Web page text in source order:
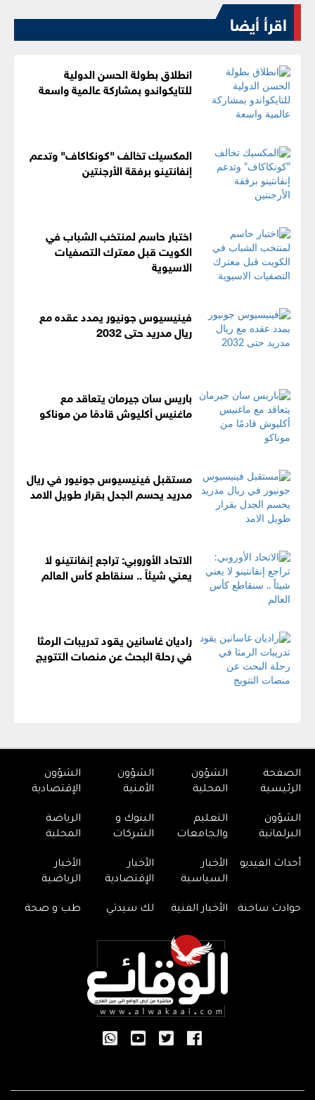
اقرأ أيضا
انطلاق بطولة الحسن الدولية
للتايكواندو بمشاركة عالمية واسعة
المكسيك تخالف "كونكاكاف" وتدعم
إنفانتينو برفقة الأرجنتين
اختبار حاسم لمنتخب الشباب في
الكويت قبل معترك التصفيات
الاسيوية
فينيسيوس جونيور يمدد عقده مع
ريال مدريد حتى 2032
باريس سان جيرمان يتعاقد مع
ماغنيس أكليوش قادمًا من موناكو
مستقبل فينيسيوس جونيور في ريال
مدريد يحسم الجدل بقرار طويل الامد
الاتحاد الأوروبي: تراجع إنفانتينو لا
يعني شيئاً .. سنقاطع كأس العالم
راديان غاسانين يقود تدريبات الرمثا
في رحلة البحث عن منصات التتويج
الصفحة
الرئيسية
الشؤون
المحلية
الشؤون
الأمنية
الشؤون
الإقتصادية
الشؤون
البرلمانية
التعليم
والجامعات
البنوك و
الشركات
الرياضة
المحلية
أحداث الفيديو
الأخبار
السياسية
الأخبار
الإقتصادية
الأخبار
الرياضية
حوادث ساخنة الأخبار الفنية لك سيدتي طب و صحة